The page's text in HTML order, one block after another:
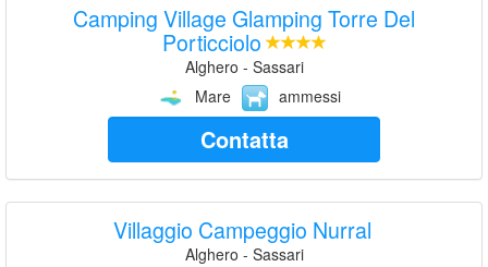
Camping Village Glamping Torre Del
Porticciolo
Alghero - Sassari
Mare
ammessi
Contatta
Villaggio Campeggio Nurral
Alghero - Sassari